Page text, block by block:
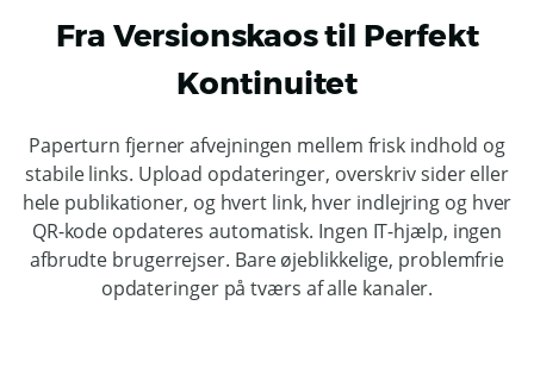
Fra Versionskaos til Perfekt
Kontinuitet
Paperturn fjerner afvejningen mellem frisk indhold og
stabile links. Upload opdateringer, overskriv sider eller
hele publikationer, og hvert link, hver indlejring og hver
QR-kode opdateres automatisk. Ingen IT-hjælp, ingen
afbrudte brugerrejser. Bare øjeblikkelige, problemfrie
opdateringer på tværs af alle kanaler.